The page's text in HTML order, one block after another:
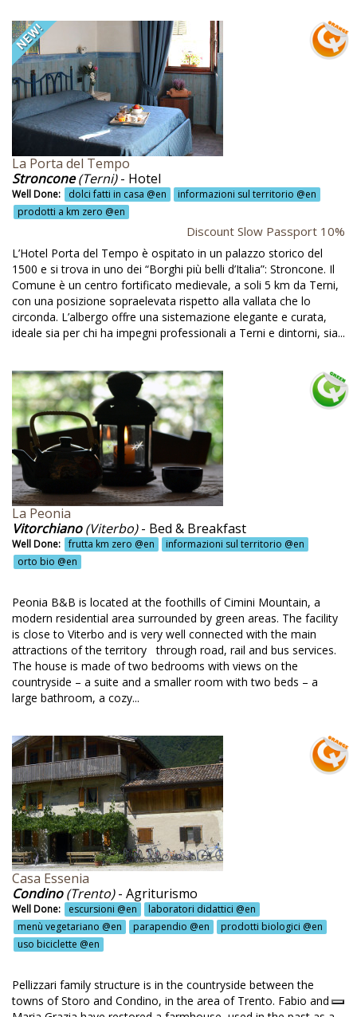
@en
archeologico @en
tourism @en
eating @en
in tenda o roulotte @en
panels
@en
all'aria aperta @en
@en
classe energetica classe A @en
in legno massiccio @en
garden
green @en
@en
@en
cucina @en
verdi @en
tours @en
fatte in casa @en
@en
@en
@en
nei parchi @en
@en
biciclette @en
prodotti ecologici e biologici @en
ecologiche @en
@en
@en
tra i vigneti @en
prodotti bio @en
@en
La Porta del Tempo
Stroncone(Terni)- Hotel
Well Done: dolci fatti in casa @en
informazioni sul territorio @en
prodotti a km zero @en
Discount Slow Passport 10%
L’Hotel Porta del Tempo è ospitato in un palazzo storico del
1500 e si trova in uno dei “Borghi più belli d’Italia”: Stroncone. Il
Comune è un centro fortificato medievale, a soli 5 km da Terni,
con una posizione sopraelevata rispetto alla vallata che lo
circonda. L’albergo offre una sistemazione elegante e curata,
ideale sia per chi ha impegni professionali a Terni e dintorni, sia...
La Peonia
Vitorchiano(Viterbo)- Bed & Breakfast
Well Done: frutta km zero @en
informazioni sul territorio @en
orto bio @en
Peonia B&B is located at the foothills of Cimini Mountain, a
modern residential area surrounded by green areas. The facility
is close to Viterbo and is very well connected with the main
attractions of the territory through road, rail and bus services.
The house is made of two bedrooms with views on the
countryside – a suite and a smaller room with two beds – a
large bathroom, a cozy...
Casa Essenia
Condino(Trento)- Agriturismo
Well Done: escursioni @en
laboratori didattici @en
menù vegetariano @en
parapendio @en
prodotti biologici @en
uso biciclette @en
Pellizzari family structure is in the countryside between the
towns of Storo and Condino, in the area of Trento. Fabio and